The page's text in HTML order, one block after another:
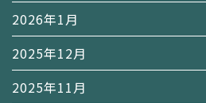
2026年1月
2025年12月
2025年11月